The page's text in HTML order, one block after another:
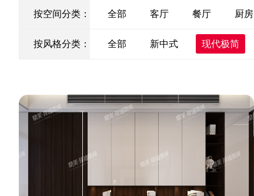
按空间分类： 全部 客厅 餐厅 厨房
按风格分类： 全部 新中式 现代极简